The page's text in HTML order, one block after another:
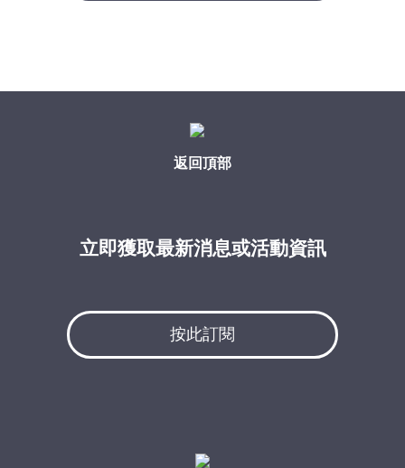
返回頂部
立即獲取最新消息或活動資訊
按此訂閱